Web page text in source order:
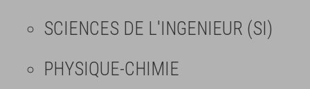
SCIENCES DE L'INGENIEUR (SI)
PHYSIQUE-CHIMIE